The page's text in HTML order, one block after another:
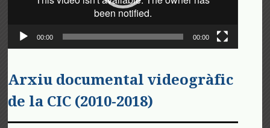
00:00 00:00
Arxiu documental videogràfic
de la CIC (2010-2018)